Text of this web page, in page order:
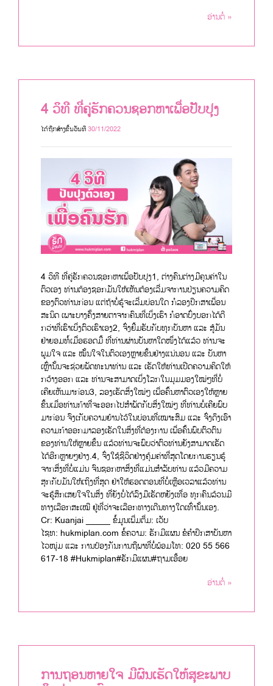
ອ່ານຕໍ່ »
4 ວິທີ ທີ່ຄູ່ຮັກຄວນຊອກຫາເພື່ອປັບປຸງ
ໄດ້ຖືກສ້າງຂື້ນວັນທີ30/11/2022
4 ວິທີ ທີ່ຄູ່ຮັກຄວນຊອກຫາເພື່ອປັບປຸງ1, ຕ່າງຄົນຕ່າງມີຄຸນຄ່າໃນ
ຕົວເອງ ທ່ານຕ້ອງຊອກມັນໃຫ້ເຫັນຕ້ອງເລີ່ມຈາການປ່ຽນຄວາມຄິດ
ຂອງຕົວທ່ານກ່ອນ ແຕ່ຖ້າບໍ່ຮູ້ຈະເລີ່ມບ່ອນໃດ ກໍລອງປຶກສາເພື່ອນ
ສະນິດ ເພາະບາງຄັ້ງສາຍຕາຈາກຄົນທີ່ເບິ່ງເຮົາ ກໍອາດບົ່ງບອກໄດ້ດີ
ກວ່າທີ່ເຮົາເບິ່ງຕົວເຮົາເອງ2, ຈົ່ງຍີ້ມຮັບກັບທຸກບັນຫາ ແລະ ສູ້ມັນ
ຢ່າຍອມທໍ້ເມື່ອຮອດມື້ ທີ່ທ່ານຜ່ານບັນຫາໃດໜຶ່ງໄດ້ແລ້ວ ທ່ານຈະ
ພູມໃຈ ແລະ ໝັ້ນໃຈໃນຕົວເອງຫຼາຍຂຶ້ນຢ່າງແນ່ນອນ ແລະ ບັນຫາ
ເຫຼົ່ານັ້ນຈະຊ່ວຍພັດທະນາທ່ານ ແລະ ເຮັດໃຫ້ທ່ານເປີດຄວາມຄິດໃຫ້
ກວ້າງອອກ ແລະ ທ່ານຈະສາມາດເບິ່ງໂລກໃນມຸມມອງໃໝ່ໆທີ່ບໍ່
ເຄີຍເຫັນມາກ່ອນ3, ລອງເຮັດສິ່ງໃໝ່ໆ ເພື່ອຄົ້ນຫາຕົວເອງໃຫ້ຫຼາຍ
ຂຶ້ນເມື່ອທ່ານກ້າທີ່ຈະອອກໄປສຳພັດກັບສິ່ງໃໝ່ໆ ທີ່ທ່ານບໍ່ເຄີຍພົບ
ມາກ່ອນ ຈົງເກັບຄວາມຍ້ານໄວ້ໃນບ່ອນທີ່ເໝາະສົມ ແລະ ຈົ່ງດຶງເອົາ
ຄວາມກ້າອອກມາລອງເຮັດໃນສິ່ງທີ່ຕ້ອງການ ເພື່ອຄົ້ນພົບຕົວຕົນ
ຂອງທ່ານໃຫ້ຫຼາຍຂຶ້ນ ແລ້ວທ່ານຈະພົບວ່າຕົວທ່ານຍັງສາມາດເຮັດ
ໄດ້ອີກຫຼາຍໆຢ່າງ.4, ຈົ່ງໃຊ້ຊີວິດຢ່າງຄຸ້ມຄ່າທີ່ສຸດໂດຍການຮຽນຮູ້
ຈາກສິ່ງທີ່ບໍ່ແມ່ນ ຈົນຊອກຫາສິ່ງທີ່ແມ່ນສຳລັບທ່ານ ແລ້ວມີຄວາມ
ສຸກກັບມັນໃຫ້ເຖິງທີ່ສຸດ ຢ່າໃຫ້ຮອດຕອນທີ່ບໍ່ເຫຼືອເວລາແລ້ວທ່ານ
ຈະຮູ້ສຶກເສຍໃຈໃນສິ່ງ ທີ່ຍັງບໍ່ໄດ້ລົງມືເຮັດຫຍັງເທື່ອ ທຸກຄົນລ້ວນມີ
ທາງເລືອກສະເໝີ ຢູ່ທີ່ວ່າຈະເລືອກທາງເດີນທາງໃດເທົ່ານັ້ນເອງ.
Cr: Kuanjai _____ ຂໍ້ມູນເພີ່ມຕື່ມ: ເວັບ
ໄຊທ: hukmiplan.com ຂໍ້ຄວາມ: ຮັກມີແຜນ ຂໍຄຳປຶກສາບັນຫາ
ໄວໜຸ່ມ ແລະ ການປ້ອງກັນການຖືພາທີ່ບໍ່ພ້ອມໂທ: 020 55 566
617-18 #Hukmiplan#ຮັກມີແຜນ#ຖາມເອື້ອຍ
ອ່ານຕໍ່ »
ການຖອນຫາຍໃຈ ມີຜົນເຮັດໃຫ້ສຸຂະພາບ